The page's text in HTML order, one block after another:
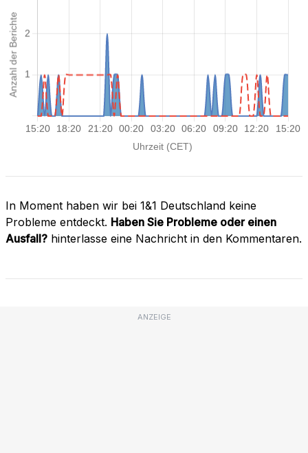
In Moment haben wir bei 1&1 Deutschland keine
Probleme entdeckt. Haben Sie Probleme oder einen
Ausfall? hinterlasse eine Nachricht in den Kommentaren.
ANZEIGE